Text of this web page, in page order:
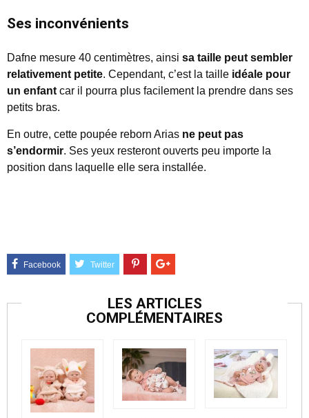
Ses inconvénients
Dafne mesure 40 centimètres, ainsi sa taille peut sembler
relativement petite. Cependant, c’est la taille idéale pour
un enfant car il pourra plus facilement la prendre dans ses
petits bras.
En outre, cette poupée reborn Arias ne peut pas
s’endormir. Ses yeux resteront ouverts peu importe la
position dans laquelle elle sera installée.
LES ARTICLES
COMPLÉMENTAIRES